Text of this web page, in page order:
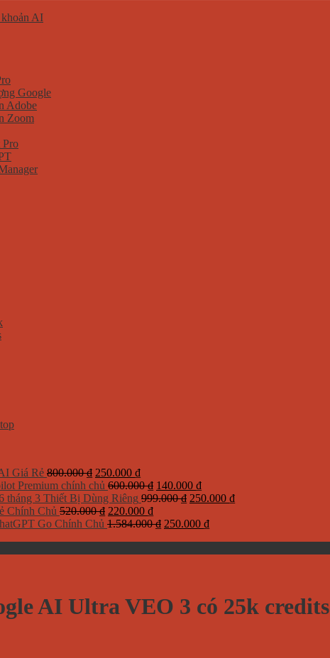
AI
Google
Adobe
Zoom
Pro
Giá Rẻ 800.000₫ Giá
gốc
là:
800.000 ₫.
250.000 ₫Giá
hiện
tại
là:
250.000 ₫.
Premium chính chủ 600.000₫ Giá
gốc
600.000 ₫.
140.000 ₫Giá
hiện
là:
tháng 3 Thiết Bị Dùng Riêng 999.000₫ Giá
là:
250.000 ₫Giá
Chính Chủ 520.000₫ Giá
gốc
220.000 ₫Giá
hiện
Go Chính Chủ 1.584.000₫ Giá
250.000 ₫Giá
AI Ultra VEO 3 có 25k credits